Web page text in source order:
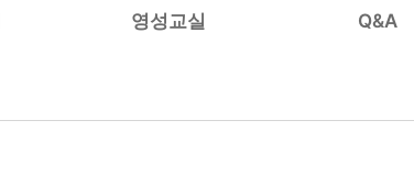
영성교실 Q&A